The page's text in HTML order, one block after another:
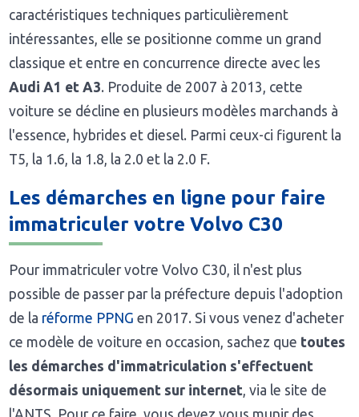
caractéristiques techniques particulièrement
intéressantes, elle se positionne comme un grand
classique et entre en concurrence directe avec les
Audi A1 et A3. Produite de 2007 à 2013, cette
voiture se décline en plusieurs modèles marchands à
l'essence, hybrides et diesel. Parmi ceux-ci figurent la
T5, la 1.6, la 1.8, la 2.0 et la 2.0 F.
Les démarches en ligne pour faire
immatriculer votre Volvo C30
Pour immatriculer votre Volvo C30, il n'est plus
possible de passer par la préfecture depuis l'adoption
de la réforme PPNG en 2017. Si vous venez d'acheter
ce modèle de voiture en occasion, sachez que toutes
les démarches d'immatriculation s'effectuent
désormais uniquement sur internet, via le site de